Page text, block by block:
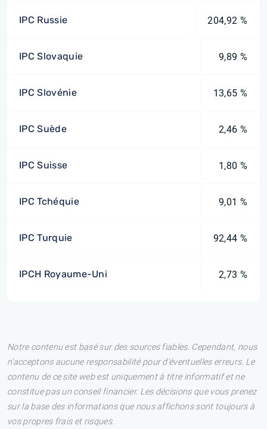
IPC Russie 204,92 %
IPC Slovaquie 9,89 %
IPC Slovénie 13,65 %
IPC Suède 2,46 %
IPC Suisse 1,80 %
IPC Tchéquie 9,01 %
IPC Turquie 92,44 %
IPCH Royaume-Uni 2,73 %
Notre contenu est basé sur des sources fiables. Cependant, nous
n'acceptons aucune responsabilité pour d'éventuelles erreurs. Le
contenu de ce site web est uniquement à titre informatif et ne
constitue pas un conseil financier. Les décisions que vous prenez
sur la base des informations que nous affichons sont toujours à
vos propres frais et risques.